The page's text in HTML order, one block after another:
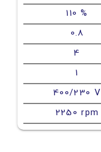
110 %
0.8
4
1
400/230 V
2250 rpm